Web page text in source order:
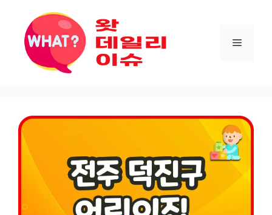
건너뛰기
메뉴